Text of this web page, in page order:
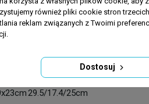
Tidal 110
12W
29.5/17.4/25cm
również pliki cookie stron
reklam związanych z Twoimi
Dostosuj